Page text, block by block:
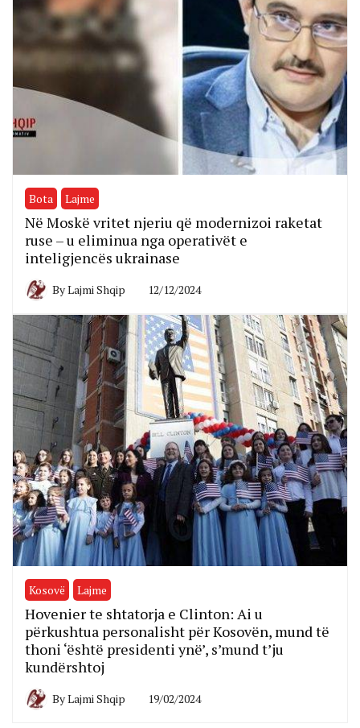
Bota Lajme
Në Moskë vritet njeriu që modernizoi raketat
ruse – u eliminua nga operativët e
inteligjencës ukrainase
ByLajmi Shqip 12/12/2024
Kosovë Lajme
Hovenier te shtatorja e Clinton: Ai u
përkushtua personalisht për Kosovën, mund të
thoni ‘është presidenti ynë’, s’mund t’ju
kundërshtoj
ByLajmi Shqip 19/02/2024